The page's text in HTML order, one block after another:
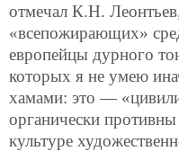
отмечал К.Н.
«всепожирающих»
европейцы дурного
которых я не умею
хамами: это —
органически
культуре